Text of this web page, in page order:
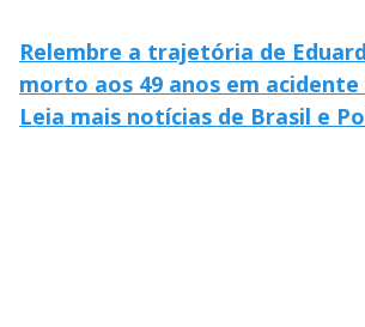
Relembre a trajetória de
morto aos 49 anos em acidente
Leia mais notícias de Brasil e